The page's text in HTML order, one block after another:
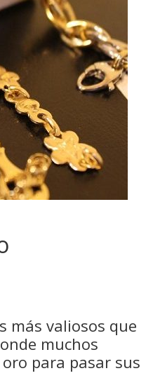
más valiosos que
muchos
para pasar sus